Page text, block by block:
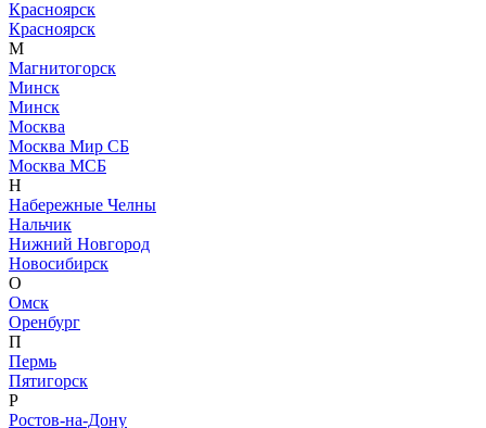
Красноярск
Красноярск
М
Магнитогорск
Минск
Минск
Москва
Москва Мир СБ
Москва МСБ
Н
Набережные Челны
Нальчик
Нижний Новгород
Новосибирск
О
Омск
Оренбург
П
Пермь
Пятигорск
Р
Ростов-на-Дону